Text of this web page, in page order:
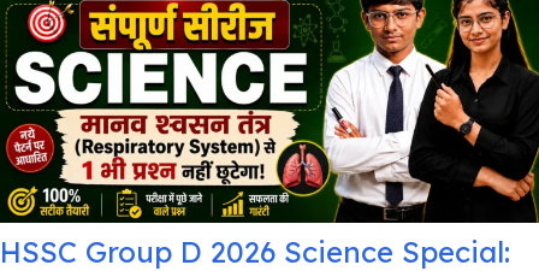
HSSC Group D 2026 Science Special: